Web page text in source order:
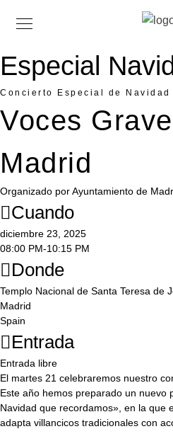
Especial
Concierto Especial de Navidad
Voces
Madrid
Organizado por Ayuntamiento de
Cuando
diciembre 23, 2025
08:00 PM-10:15 PM
Donde
Templo Nacional de Santa Teresa de
Madrid
Spain
Entrada
Entrada libre
El martes 21 celebraremos nuestro
Este año hemos preparado un nuevo
Navidad que recordamos», en la que
adapta villancicos tradicionales con